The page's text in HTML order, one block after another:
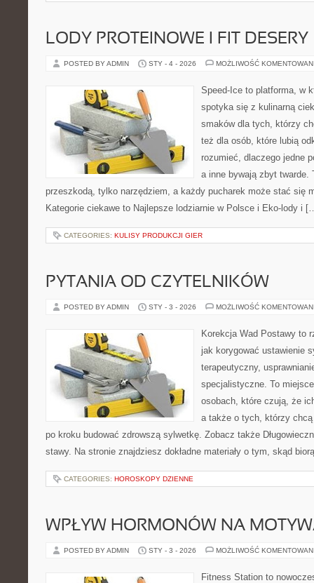
LODY PROTEINOWE I FIT DESERY
POSTED BY ADMIN STY - 4 - 2026 MOŻLIWOŚĆ
Speed-Ice to platforma, w
spotyka się z kulinarną
smaków dla tych, którzy
też dla osób, które lubią
rozumieć, dlaczego jedne
a inne bywają zbyt twarde.
przeszkodą, tylko narzędziem, a każdy pucharek może stać się
Kategorie ciekawe to Najlepsze lodziarnie w Polsce i Eko-lody i
CATEGORIES: KULISY PRODUKCJI GIER
PYTANIA OD CZYTELNIKÓW
POSTED BY ADMIN STY - 3 - 2026 MOŻLIWOŚĆ
Korekcja Wad Postawy to
jak korygować ustawienie
terapeutyczny,
specjalistyczne. To
osobach, które czują, że
a także o tych, którzy
po kroku budować zdrowszą sylwetkę. Zobacz także
stawy. Na stronie znajdziesz dokładne materiały o tym, skąd
CATEGORIES: HOROSKOPY DZIENNE
WPŁYW HORMONÓW NA
POSTED BY ADMIN STY - 3 - 2026 MOŻLIWOŚĆ
Fitness Station to